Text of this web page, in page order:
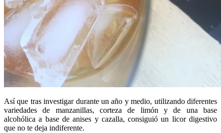
Así que tras investigar durante un año y medio, utilizando diferentes
variedades de manzanillas, corteza de limón y de una base
alcohólica a base de anises y cazalla, consiguió un licor digestivo
que no te deja indiferente.